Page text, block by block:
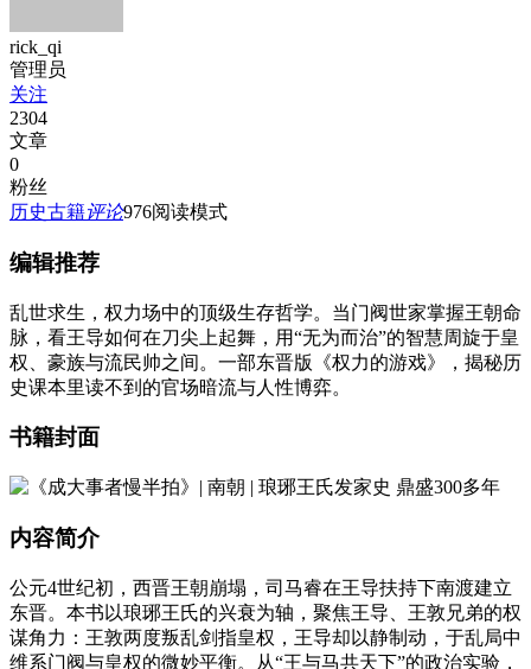
rick_qi
管理员
关注
2304
文章
0
粉丝
历史古籍评论976阅读模式
编辑推荐
乱世求生，权力场中的顶级生存哲学。当门阀世家掌握王朝命
脉，看王导如何在刀尖上起舞，用“无为而治”的智慧周旋于皇
权、豪族与流民帅之间。一部东晋版《权力的游戏》，揭秘历
史课本里读不到的官场暗流与人性博弈。
书籍封面
内容简介
公元4世纪初，西晋王朝崩塌，司马睿在王导扶持下南渡建立
东晋。本书以琅琊王氏的兴衰为轴，聚焦王导、王敦兄弟的权
谋角力：王敦两度叛乱剑指皇权，王导却以静制动，于乱局中
维系门阀与皇权的微妙平衡。从“王与马共天下”的政治实验，